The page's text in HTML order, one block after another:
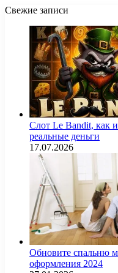
Свежие записи
Слот Le Bandit, как
реальные деньги
17.07.2026
Обновите спальню
оформления 2024